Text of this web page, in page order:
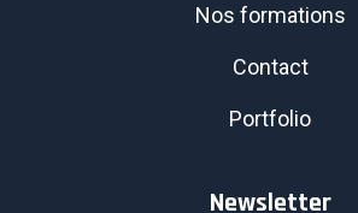
Nos formations
Contact
Portfolio
Newsletter